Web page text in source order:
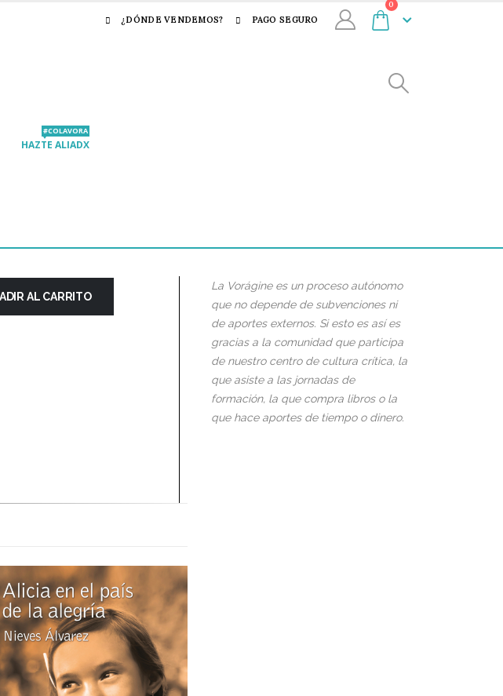
¿DÓNDE VENDEMOS? PAGO SEGURO
0
HAZTE ALIADX
#COLAVORA
AL CARRITO
La Vorágine es un proceso autónomo
que no depende de subvenciones ni
de aportes externos. Si esto es así es
gracias a la comunidad que participa
de nuestro centro de cultura crítica, la
que asiste a las jornadas de
formación, la que compra libros o la
que hace aportes de tiempo o dinero.